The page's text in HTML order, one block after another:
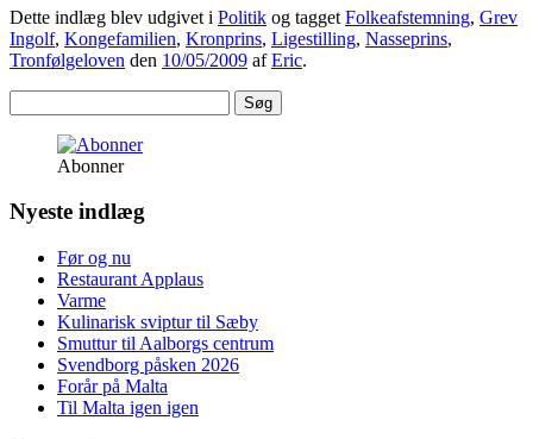
Dette indlæg blev udgivet i Politik og tagget Folkeafstemning, Grev
Ingolf, Kongefamilien, Kronprins, Ligestilling, Nasseprins,
Tronfølgeloven den 10/05/2009 afEric.
efter:
Abonner
Nyeste indlæg
Før og nu
Restaurant Applaus
Varme
Kulinarisk sviptur til Sæby
Smuttur til Aalborgs centrum
Svendborg påsken 2026
Forår på Malta
Til Malta igen igen